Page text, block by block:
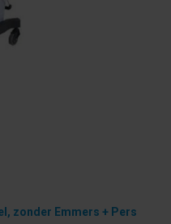
zonder Emmers + Pers